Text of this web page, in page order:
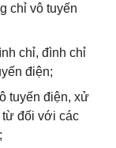
chỉ vô tuyến
chỉ, đình chỉ
điện;
tuyến điện, xử
từ đối với các